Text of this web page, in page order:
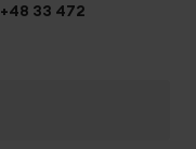
+48 33 472